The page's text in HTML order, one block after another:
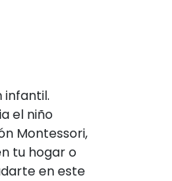
infantil.
el niño
Montessori,
tu hogar o
en este